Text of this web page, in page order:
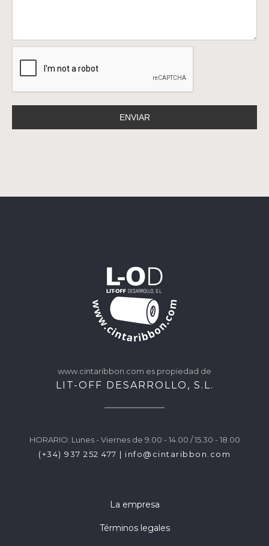
www.cintaribbon.com es propiedad de
LIT-OFF DESARROLLO, S.L.
HORARIO: Lunes - Viernes de 9.00 - 14.00 / 15.30 - 18.00
(+34) 937 252 477 | info@cintaribbon.com
La empresa
Términos legales